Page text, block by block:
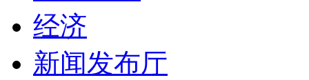
经济
新闻发布厅